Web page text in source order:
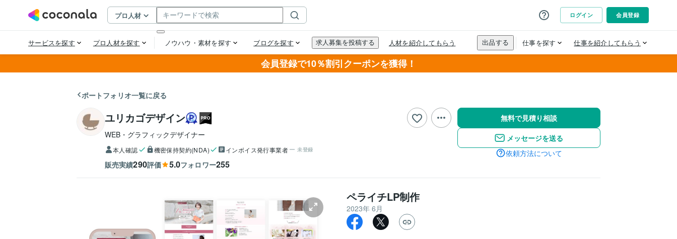
会員登録で10％割引クーポンを獲得！
ポートフォリオ一覧に戻る
ユリカゴデザイン
WEB・グラフィックデザイナー
本人確認 機密保持契約(NDA) インボイス発行事業者 未登録
販売実績290評価 5.0フォロワー255
無料で見積り相談
メッセージを送る
依頼方法について
ペライチLP制作
2023年 6月